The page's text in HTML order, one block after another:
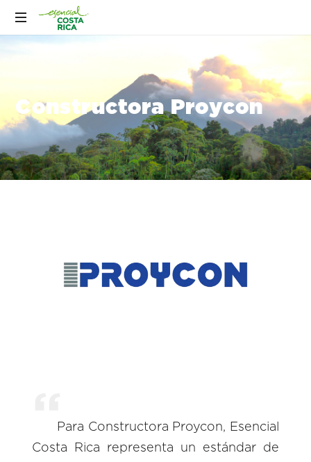
Constructora Proycon
Para Constructora Proycon, Esencial
Costa Rica representa un estándar de